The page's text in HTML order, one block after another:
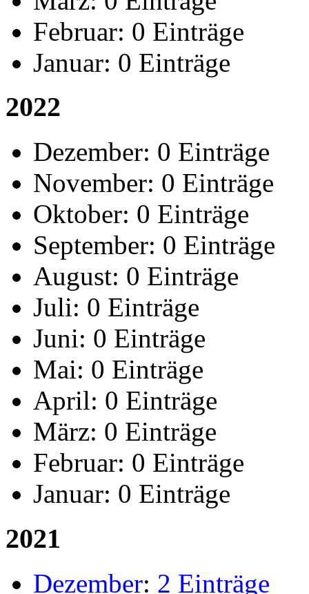
Februar: 0 Einträge
Januar: 0 Einträge
2022
Dezember: 0 Einträge
November: 0 Einträge
Oktober: 0 Einträge
September: 0 Einträge
August: 0 Einträge
Juli: 0 Einträge
Juni: 0 Einträge
Mai: 0 Einträge
April: 0 Einträge
März: 0 Einträge
Februar: 0 Einträge
Januar: 0 Einträge
2021
Dezember: 2 Einträge